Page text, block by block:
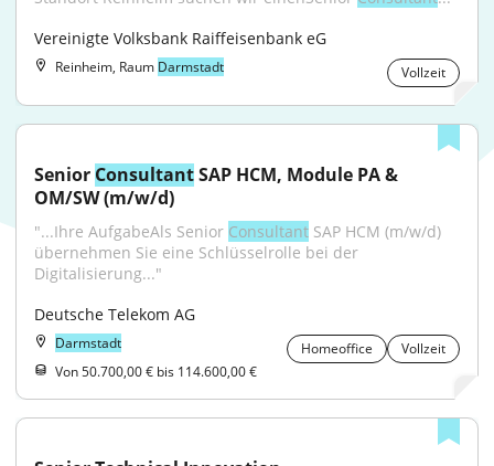
Vereinigte Volksbank Raiffeisenbank eG
Reinheim, Raum Darmstadt Vollzeit
Senior Consultant SAP HCM, Module PA &
OM/SW (m/w/d)
"...Ihre AufgabeAls Senior Consultant SAP HCM (m/w/d)
übernehmen Sie eine Schlüsselrolle bei der
Digitalisierung..."
Deutsche Telekom AG
Darmstadt Homeoffice
Vollzeit
Von 50.700,00 € bis 114.600,00 €